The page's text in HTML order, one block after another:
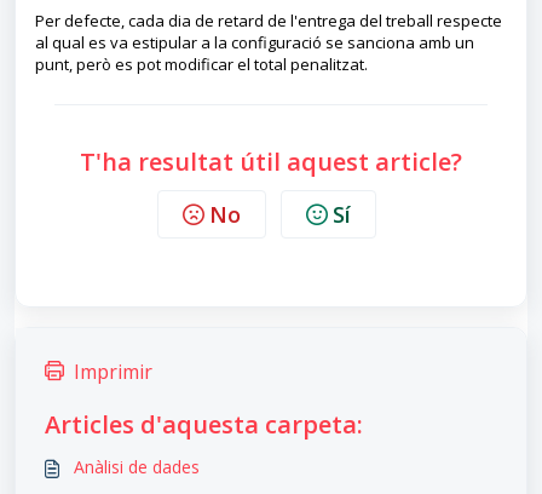
Per defecte, cada dia de retard de l'entrega del treball respecte
al qual es va estipular a la configuració se sanciona amb un
punt, però es pot modificar el total penalitzat.
T'ha resultat útil aquest article?
No Sí
Imprimir
Articles d'aquesta carpeta:
Anàlisi de dades